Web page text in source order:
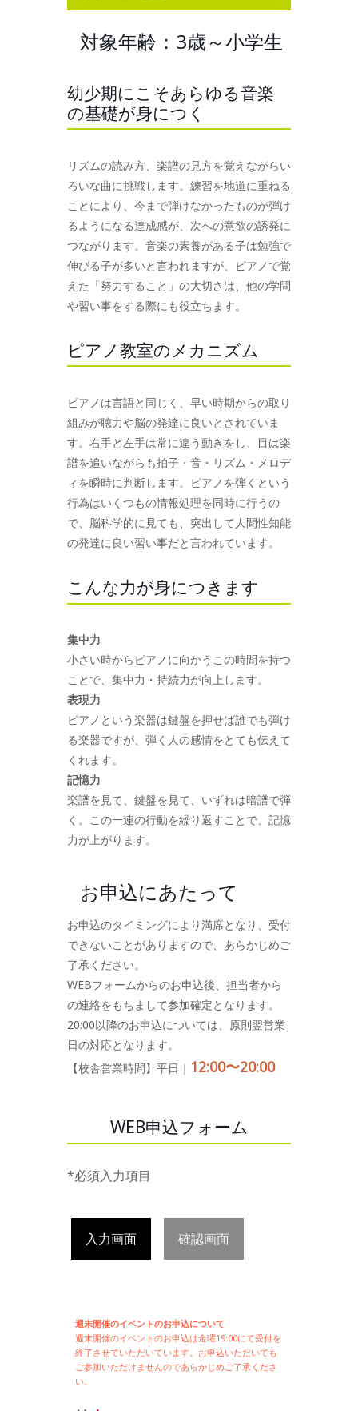
対象年齢：3歳～小学生
幼少期にこそあらゆる音楽
の基礎が身につく
リズムの読み方、楽譜の見方を覚えながらい
ろいな曲に挑戦します。練習を地道に重ねる
ことにより、今まで弾けなかったものが弾け
るようになる達成感が、次への意欲の誘発に
つながります。音楽の素養がある子は勉強で
伸びる子が多いと言われますが、ピアノで覚
えた「努力すること」の大切さは、他の学問
や習い事をする際にも役立ちます。
ピアノ教室のメカニズム
ピアノは言語と同じく、早い時期からの取り
組みが聴力や脳の発達に良いとされていま
す。右手と左手は常に違う動きをし、目は楽
譜を追いながらも拍子・音・リズム・メロデ
ィを瞬時に判断します。ピアノを弾くという
行為はいくつもの情報処理を同時に行うの
で、脳科学的に見ても、突出して人間性知能
の発達に良い習い事だと言われています。
こんな力が身につきます
集中力
小さい時からピアノに向かうこの時間を持つ
ことで、集中力・持続力が向上します。
表現力
ピアノという楽器は鍵盤を押せば誰でも弾け
る楽器ですが、弾く人の感情をとても伝えて
くれます。
記憶力
楽譜を見て、鍵盤を見て、いずれは暗譜で弾
く。この一連の行動を繰り返すことで、記憶
力が上がります。
お申込にあたって
お申込のタイミングにより満席となり、受付
できないことがありますので、あらかじめご
了承ください。
WEBフォームからのお申込後、担当者から
の連絡をもちまして参加確定となります。
20:00以降のお申込については、原則翌営業
日の対応となります。
【校舎営業時間】平日｜ 12:00〜20:00
WEB申込フォーム
*必須入力項目
入力画面 確認画面
週末開催のイベントのお申込について
週末開催のイベントのお申込は金曜19:00にて受付を
終了させていただいています。お申込いただいても
ご参加いただけませんのであらかじめご了承くださ
い。